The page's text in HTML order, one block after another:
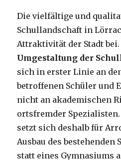
Die vielfältige und
Schullandschaft in
Attraktivität der Stadt
Umgestaltung der
sich in erster Linie an
betroffenen Schüler und
nicht an akademischen
ortsfremder Spezialisten.
setzt sich deshalb für
Ausbau des bestehenden
statt eines Gymnasiums